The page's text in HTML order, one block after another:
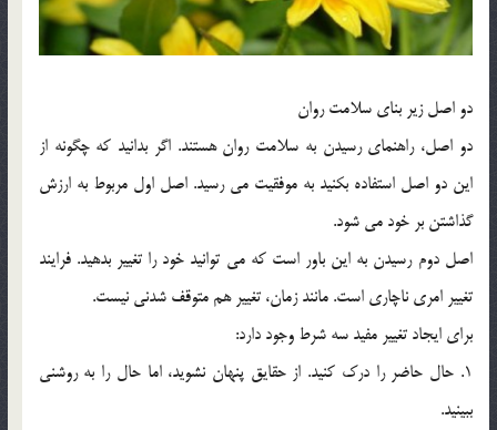
دو اصل زير بناي سلامت روان
دو اصل، راهنماي رسيدن به سلامت روان هستند. اگر بدانيد که چگونه از
اين دو اصل استفاده بکنيد به موفقيت مي رسيد. اصل اول مربوط به ارزش
گذاشتن بر خود مي شود.
اصل دوم رسيدن به اين باور است که مي توانيد خود را تغيير بدهيد. فرايند
تغيير امري ناچاري است. مانند زمان، تغيير هم متوقف شدني نيست.
براي ايجاد تغيير مفيد سه شرط وجود دارد:
1. حال حاضر را درک کنيد. از حقايق پنهان نشويد، اما حال را به روشني
ببينيد.